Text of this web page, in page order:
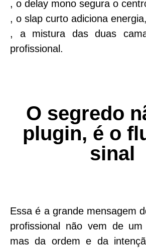
, o delay mono segura o
, o slap curto adiciona energia,
, a mistura das duas
profissional.
O segredo
plugin, é o
sinal
Essa é a grande mensagem
profissional não vem de um
mas da ordem e da